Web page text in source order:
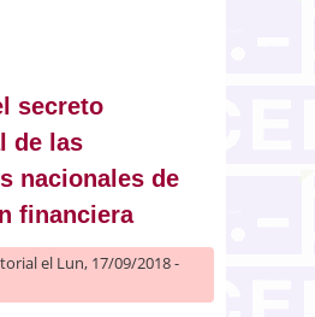
secreto
de las
nacionales de
financiera
el Lun, 17/09/2018 -